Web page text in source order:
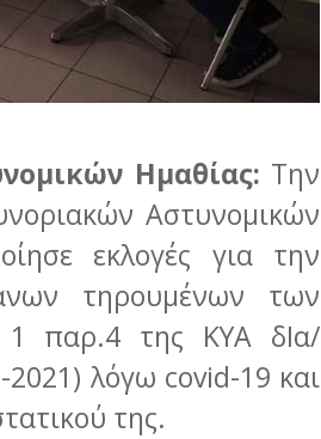
Ημαθίας: Την
Αστυνομικών
εκλογές για την
τηρουμένων των
1 παρ.4 της ΚΥΑ δΙα/
λόγω covid-19 και
της.